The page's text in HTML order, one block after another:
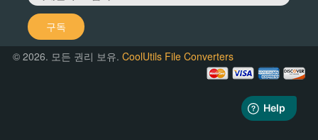
구독
© 2026. 모든 권리 보유.CoolUtils File Converters